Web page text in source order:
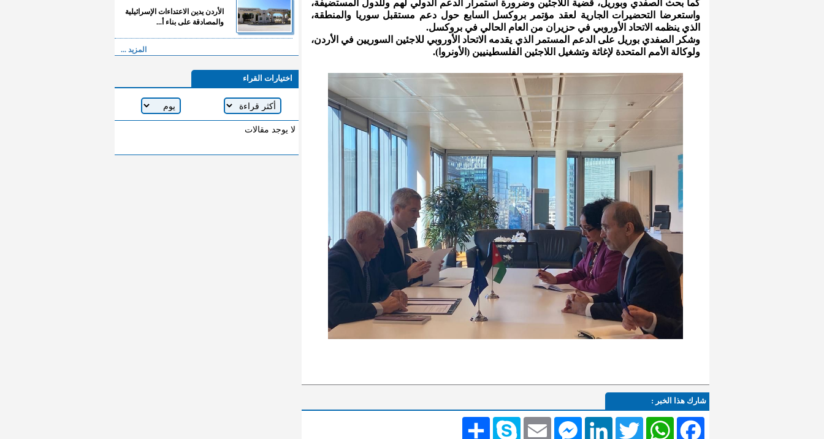
كما بحث الصفدي وبوريل، قضية اللاجئين وضرورة استمرار الدعم الدولي لهم وللدول المستضيفة،
واستعرضا التحضيرات الجارية لعقد مؤتمر بروكسل السابع حول دعم مستقبل سوريا والمنطقة،
الذي ينظمه الاتحاد الأوروبي في حزيران من العام الحالي في بروكسل.
وشكر الصفدي بوريل على الدعم المستمر الذي يقدمه الاتحاد الأوروبي للاجئين السوريين في الأردن،
ولوكالة الأمم المتحدة لإغاثة وتشغيل اللاجئين الفلسطينيين (الأونروا).
شارك هذا الخبر :
انشر Skype EmailMessengerLinkedIn TwitterWhatsAppFacebook
الأردن يدين الاعتداءات الإسرائيلية
والمصادقة على بناء أ...
المزيد ...
اختيارات القراء
لا يوجد مقالات